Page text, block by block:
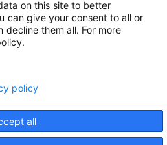
on this site to better
can give your consent to all or
decline them all. For more
all
policy